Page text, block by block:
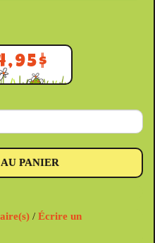
PANIER
/ Écrire un